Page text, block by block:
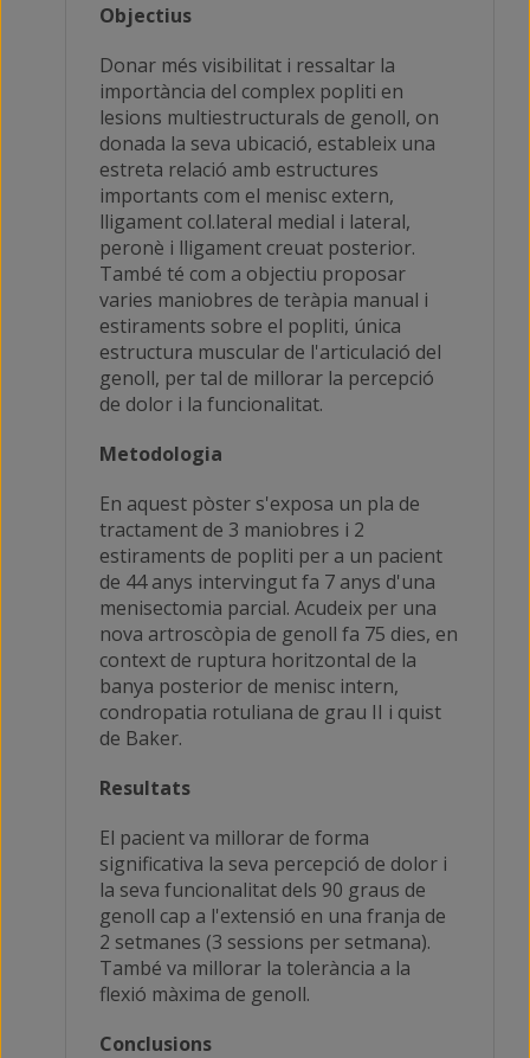
Objectius
Donar més visibilitat i ressaltar la
importància del complex popliti en
lesions multiestructurals de genoll, on
donada la seva ubicació, estableix una
estreta relació amb estructures
importants com el menisc extern,
lligament col.lateral medial i lateral,
peronè i lligament creuat posterior.
També té com a objectiu proposar
varies maniobres de teràpia manual i
estiraments sobre el popliti, única
estructura muscular de l'articulació del
genoll, per tal de millorar la percepció
de dolor i la funcionalitat.
Metodologia
En aquest pòster s'exposa un pla de
tractament de 3 maniobres i 2
estiraments de popliti per a un pacient
de 44 anys intervingut fa 7 anys d'una
menisectomia parcial. Acudeix per una
nova artroscòpia de genoll fa 75 dies, en
context de ruptura horitzontal de la
banya posterior de menisc intern,
condropatia rotuliana de grau II i quist
de Baker.
Resultats
El pacient va millorar de forma
significativa la seva percepció de dolor i
la seva funcionalitat dels 90 graus de
genoll cap a l'extensió en una franja de
2 setmanes (3 sessions per setmana).
També va millorar la tolerància a la
flexió màxima de genoll.
Conclusions